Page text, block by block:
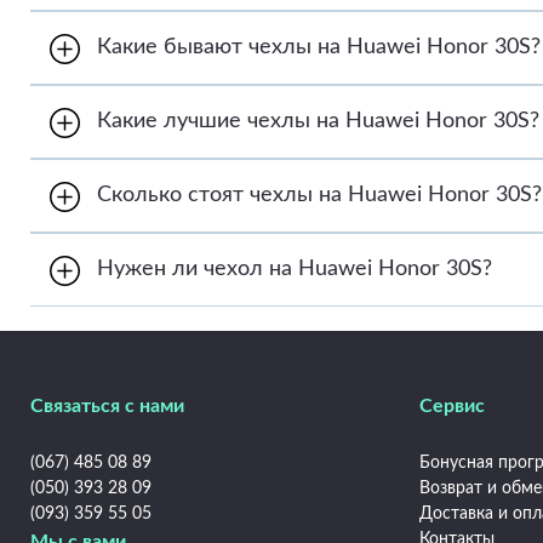
1. Онлайн через форму заказа на сайте
2. В телефонном режиме. Позвоните по
Какие бывают чехлы на Huawei Honor 30S?
универсальные чехлы. Также в магазине
Какие лучшие чехлы на Huawei Honor 30S?
Сколько стоят чехлы на Huawei Honor 30S?
Нужен ли чехол на Huawei Honor 30S?
Связаться с нами
(067) 485 08 89
(050) 393 28 09
(093) 359 55 05
Сервис
Бонусная
Возврат и
Доставка и
Контакты